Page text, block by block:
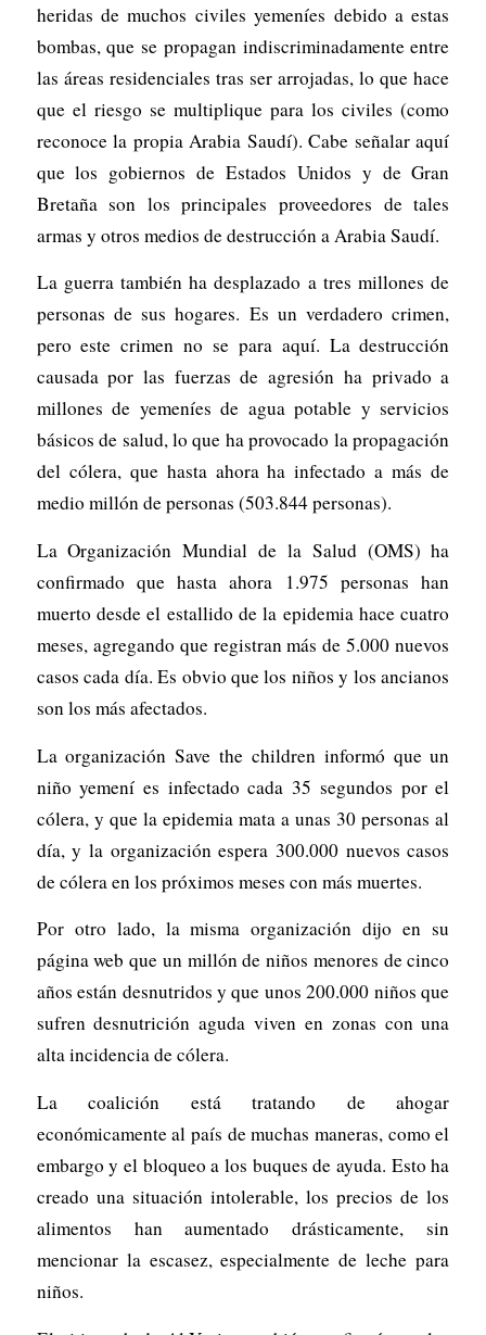
heridas de muchos civiles yemeníes debido a estas
bombas, que se propagan indiscriminadamente entre
las áreas residenciales tras ser arrojadas, lo que hace
que el riesgo se multiplique para los civiles (como
reconoce la propia Arabia Saudí). Cabe señalar aquí
que los gobiernos de Estados Unidos y de Gran
Bretaña son los principales proveedores de tales
armas y otros medios de destrucción a Arabia Saudí.
La guerra también ha desplazado a tres millones de
personas de sus hogares. Es un verdadero crimen,
pero este crimen no se para aquí. La destrucción
causada por las fuerzas de agresión ha privado a
millones de yemeníes de agua potable y servicios
básicos de salud, lo que ha provocado la propagación
del cólera, que hasta ahora ha infectado a más de
medio millón de personas (503.844 personas).
La Organización Mundial de la Salud (OMS) ha
confirmado que hasta ahora 1.975 personas han
muerto desde el estallido de la epidemia hace cuatro
meses, agregando que registran más de 5.000 nuevos
casos cada día. Es obvio que los niños y los ancianos
son los más afectados.
La organización Save the children informó que un
niño yemení es infectado cada 35 segundos por el
cólera, y que la epidemia mata a unas 30 personas al
día, y la organización espera 300.000 nuevos casos
de cólera en los próximos meses con más muertes.
Por otro lado, la misma organización dijo en su
página web que un millón de niños menores de cinco
años están desnutridos y que unos 200.000 niños que
sufren desnutrición aguda viven en zonas con una
alta incidencia de cólera.
La coalición está tratando de ahogar
económicamente al país de muchas maneras, como el
embargo y el bloqueo a los buques de ayuda. Esto ha
creado una situación intolerable, los precios de los
alimentos han aumentado drásticamente, sin
mencionar la escasez, especialmente de leche para
niños.